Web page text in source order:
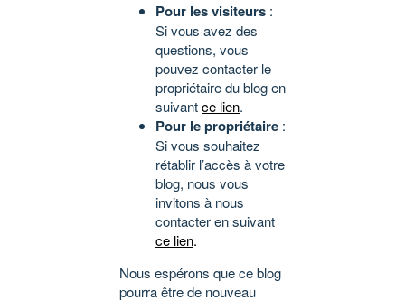
Pour les visiteurs :
Si vous avez des
questions, vous
pouvez contacter le
propriétaire du blog en
suivantce lien.
Pour le propriétaire :
Si vous souhaitez
rétablir l’accès à votre
blog, nous vous
invitons à nous
contacter en suivant
ce lien.
Nous espérons que ce blog
pourra être de nouveau